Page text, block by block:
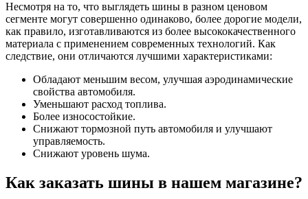
Несмотря на то, что выглядеть шины в разном ценовом
сегменте могут совершенно одинаково, более дорогие модели,
как правило, изготавливаются из более высококачественного
материала с применением современных технологий. Как
следствие, они отличаются лучшими характеристиками:
Обладают меньшим весом, улучшая аэродинамические
свойства автомобиля.
Уменьшают расход топлива.
Более износостойкие.
Снижают тормозной путь автомобиля и улучшают
управляемость.
Снижают уровень шума.
Как заказать шины в нашем магазине?